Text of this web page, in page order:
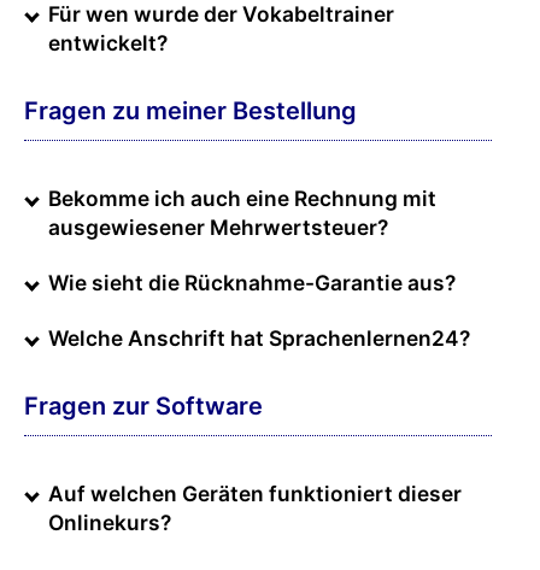
Für wen wurde der Vokabeltrainer
entwickelt?
Fragen zu meiner Bestellung
Bekomme ich auch eine Rechnung mit
ausgewiesener Mehrwertsteuer?
Wie sieht die Rücknahme-Garantie aus?
Welche Anschrift hat Sprachenlernen24?
Fragen zur Software
Auf welchen Geräten funktioniert dieser
Onlinekurs?